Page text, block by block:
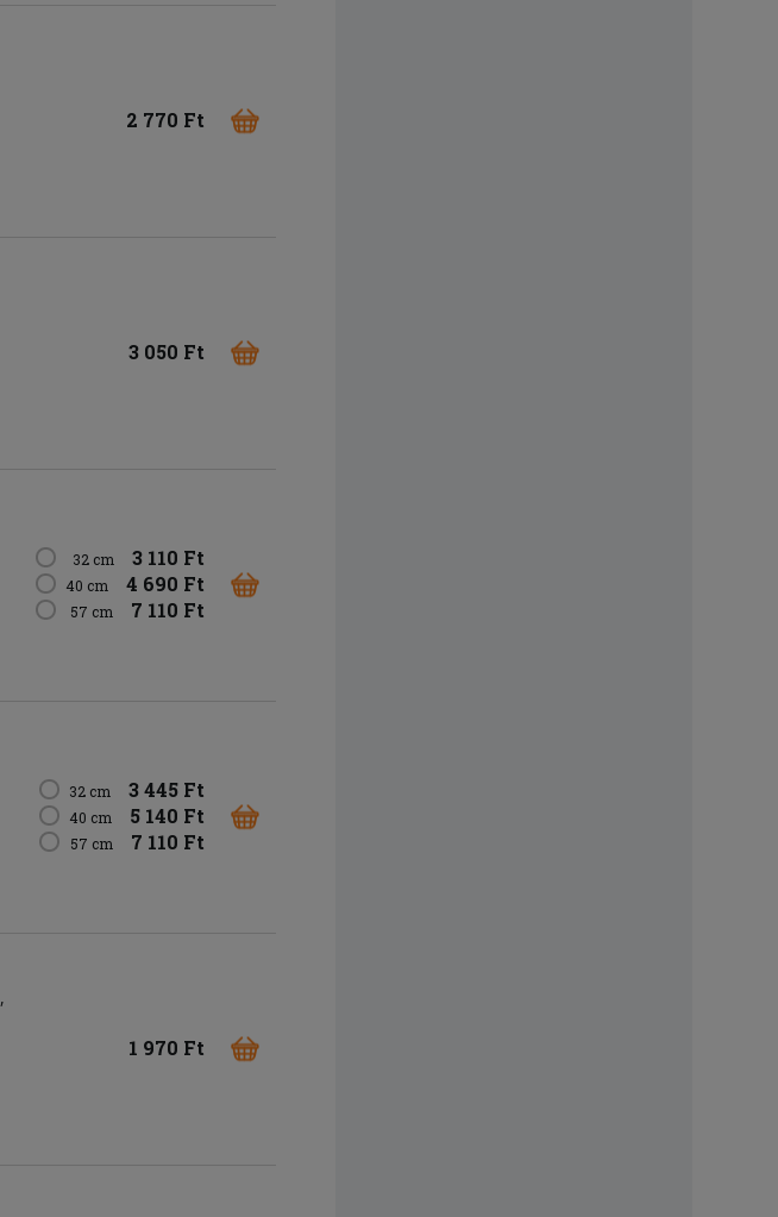
2 770 Ft
3 050 Ft
32 cm 3 110 Ft
40 cm 4 690 Ft
57 cm 7 110 Ft
32 cm 3 445 Ft
40 cm 5 140 Ft
57 cm 7 110 Ft
1 970 Ft